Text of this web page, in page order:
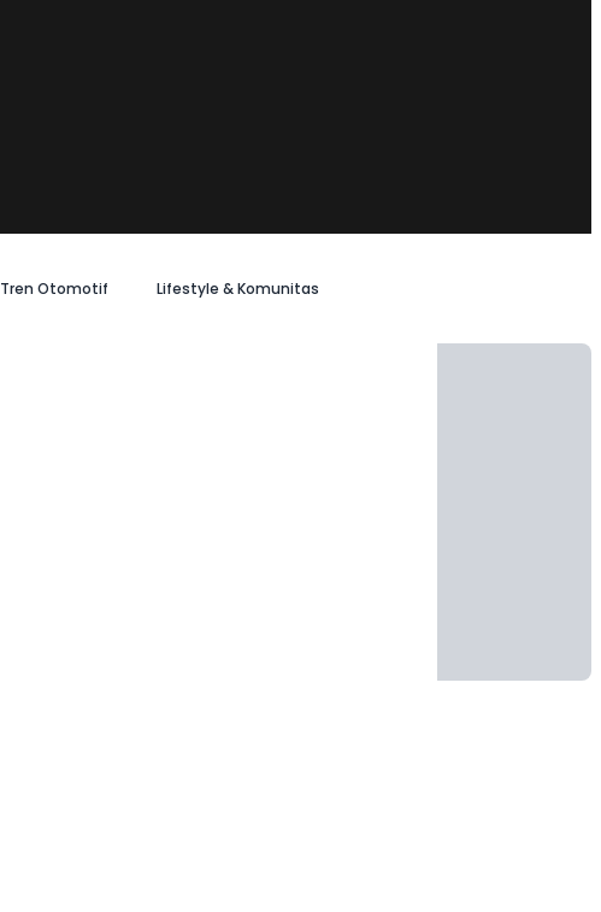
Tren Otomotif Lifestyle & Komunitas